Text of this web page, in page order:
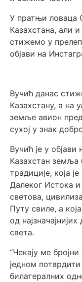
У пратњи ловаца
Казахстана, али
стижемо у
објави на
Вучић данас
Казахстану, а на
земље авион
сухој у знак
Вучић је у
Казахстан земља
традиције, која
Далеког Истока
светова,
Путу свиле, а
од
света.
“Чекају ме
једном
билатералних